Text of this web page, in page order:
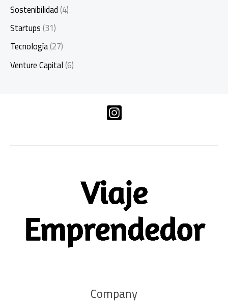
Sostenibilidad(4)
Startups(31)
Tecnología(27)
Venture Capital(6)
Company